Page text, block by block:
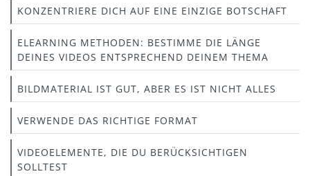
KONZENTRIERE DICH AUF EINE EINZIGE BOTSCHAFT
ELEARNING METHODEN: BESTIMME DIE LÄNGE
DEINES VIDEOS ENTSPRECHEND DEINEM THEMA
BILDMATERIAL IST GUT, ABER ES IST NICHT ALLES
VERWENDE DAS RICHTIGE FORMAT
VIDEOELEMENTE, DIE DU BERÜCKSICHTIGEN
SOLLTEST